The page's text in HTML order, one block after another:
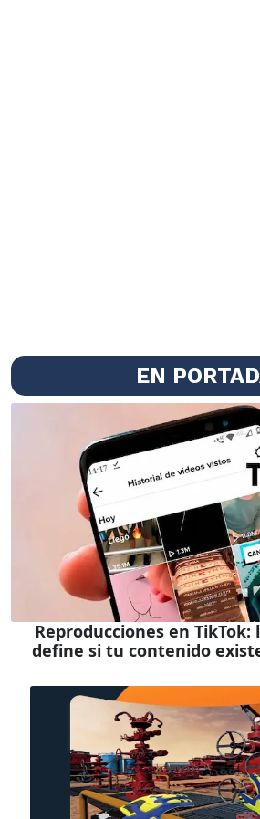
EN
Reproducciones en
define si tu contenido